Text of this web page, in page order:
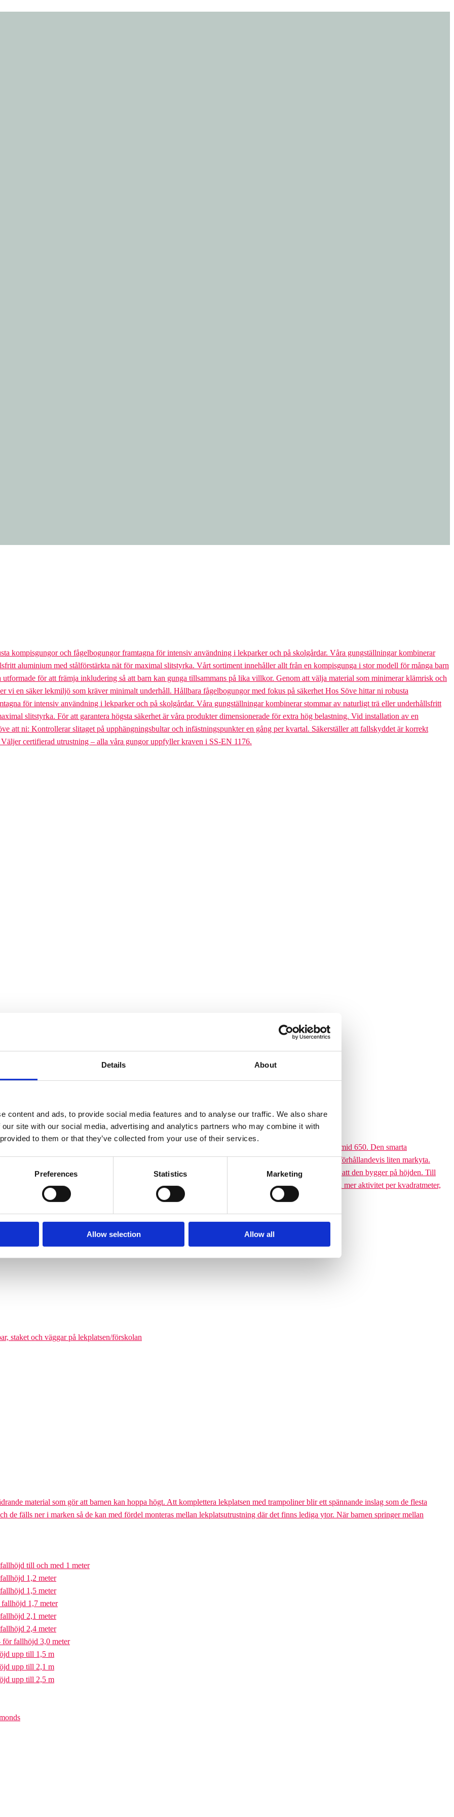
Details About
content and ads, to provide social media features and to analyse our traffic. We also share
site with our social media, advertising and analytics partners who may combine it with
to them or that they’ve collected from your use of their services.
Preferences Statistics Marketing
Allow selection Allow all
kompisgungor och fågelbogungor framtagna för intensiv användning i lekparker och på skolgårdar. Våra gungställningar kombinerar
aluminium med stålförstärkta nät för maximal slitstyrka. Vårt sortiment innehåller allt från en kompisgunga i stor modell för många barn
för att främja inkludering så att barn kan gunga tillsammans på lika villkor. Genom att välja material som minimerar klämrisk och
vi en säker lekmiljö som kräver minimalt underhåll. Hållbara fågelbogungor med fokus på säkerhet Hos Söve hittar ni robusta
för intensiv användning i lekparker och på skolgårdar. Våra gungställningar kombinerar stommar av naturligt trä eller underhållsfritt
slitstyrka. För att garantera högsta säkerhet är våra produkter dimensionerade för extra hög belastning. Vid installation av en
att ni: Kontrollerar slitaget på upphängningsbultar och infästningspunkter en gång per kvartal. Säkerställer att fallskyddet är korrekt
certifierad utrustning – alla våra gungor uppfyller kraven i SS-EN 1176.
finns i flera storlekar, från tre meters höjd upp till den 6,5 meter höga Climbing pyramid 650. Läs mer...
klätterpyramider finns i flera storlekar, från tre meters höjd upp till den 6,5 meter höga Climbing pyramid 650. Den smarta
barn från cirka 6 år och uppåt att klättra på en och samma gång. Dessutom tar klätterpyramiden upp en förhållandevis liten markyta.
med en diameter på cirka 9–14,5 meter. Det som gör klätterpyramiden till ett yteffektivt val är att den bygger på höjden. Till
större plats, maximerar nätstrukturen antalet användare på ytan. Ni får plats med betydligt fler barn och mer aktivitet per kvadratmeter,
och kommunala parker.
där man kan förena leken med matematikutmaningar
staket och väggar på lekplatsen/förskolan
material som gör att barnen kan hoppa högt. Att komplettera lekplatsen med trampoliner blir ett spännande inslag som de flesta
de fälls ner i marken så de kan med fördel monteras mellan lekplatsutrustning där det finns lediga ytor. När barnen springer mellan
till och med 1 meter
1,2 meter
1,5 meter
1,7 meter
2,1 meter
2,4 meter
för fallhöjd 3,0 meter
upp till 1,5 m
upp till 2,1 m
upp till 2,5 m